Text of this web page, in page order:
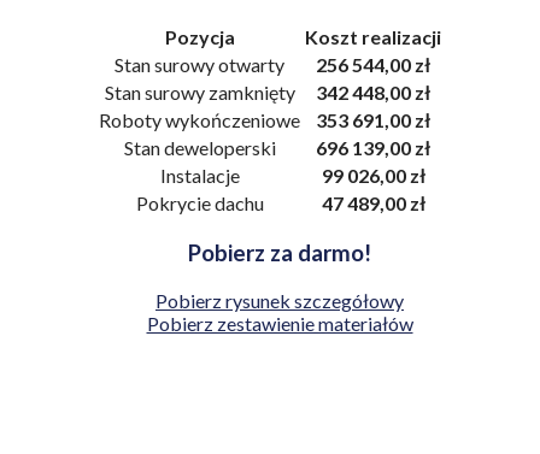
Pozycja
Koszt realizacji
Stan surowy otwarty
256 544,00 zł
Stan surowy zamknięty
342 448,00 zł
Roboty wykończeniowe
353 691,00 zł
Stan deweloperski
696 139,00 zł
Instalacje
99 026,00 zł
Pokrycie dachu
47 489,00 zł
Pobierz za darmo!
Pobierz rysunek szczegółowy
Pobierz zestawienie materiałów